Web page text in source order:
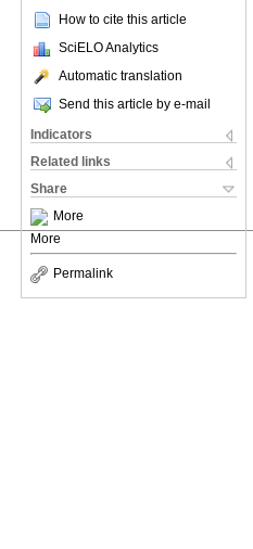
How to cite this article
SciELO Analytics
Automatic translation
Send this article by e-mail
Indicators
Related links
Share
More
More
Permalink